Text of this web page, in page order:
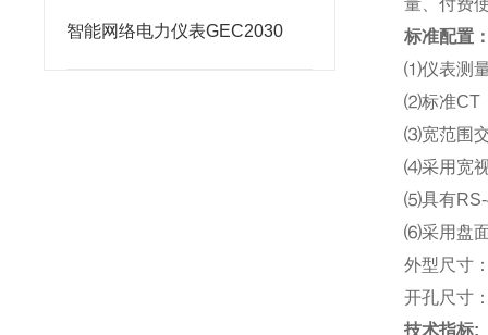
智能网络电力仪表GEC2030
量、付费
标准配置
⑴仪表测
⑵标准CT
⑶宽范围
⑷采用宽
⑸具有
⑹采用盘
外型尺寸
开孔尺寸
技术指标: